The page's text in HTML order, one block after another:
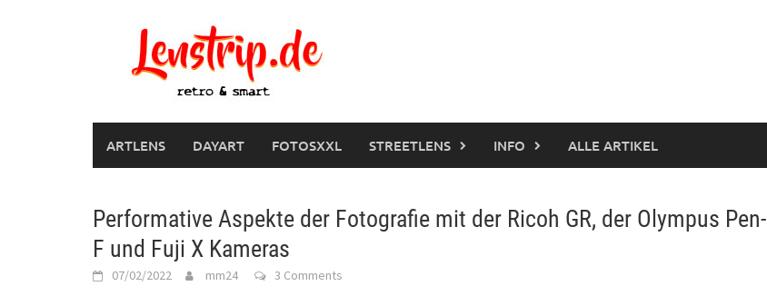
ARTLENS DAYART FOTOSXXL STREETLENS INFO ALLE ARTIKEL
Performative Aspekte der Fotografie mit der Ricoh GR, der Olympus Pen-
F und Fuji X Kameras
07/02/2022 mm24 3 Comments